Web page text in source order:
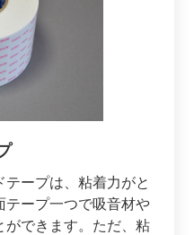
ープは、粘着力がと
テープ一つで吸音材や
ができます。ただ、粘